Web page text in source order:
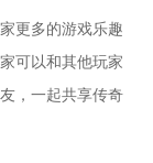
更多的游戏乐趣
可以和其他玩家
，一起共享传奇